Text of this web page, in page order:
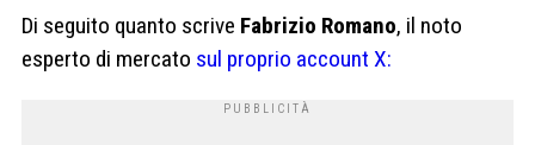
Di seguito quanto scrive Fabrizio Romano, il noto
esperto di mercato sul proprio account X: